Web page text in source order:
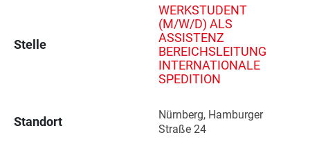
Stelle
WERKSTUDENT
(M/W/D) ALS
ASSISTENZ
BEREICHSLEITUNG
INTERNATIONALE
SPEDITION
Standort
Nürnberg, Hamburger
Straße 24